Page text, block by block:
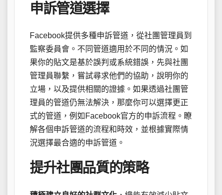
申訴管道選擇
Facebook提供多種申訴管道，從社團管理員到
監察委員會。不同管道適用於不同的情況。如
果你的貼文是基於誤判或系統錯誤，先與社團
管理員聯繫，嘗試尋求他們的協助，說明你的
立場，以及提供相關的證據。如果透過社團管
理員的管道仍無法解決，那麼你可以選擇更正
式的管道，例如Facebook官方的申訴流程。瞭
解各個申訴管道的流程和時效，並根據實際情
況選擇最合適的申訴管道。
提升社團品質的策略